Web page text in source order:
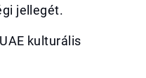
jellegét.
kulturális